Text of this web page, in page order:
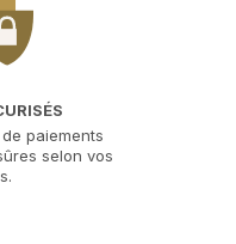
paiements
selon vos